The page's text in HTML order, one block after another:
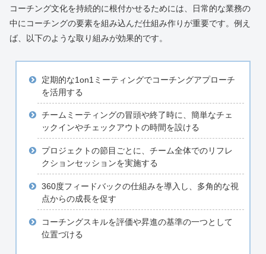
コーチング文化を持続的に根付かせるためには、日常的な業務の
中にコーチングの要素を組み込んだ仕組み作りが重要です。例え
ば、以下のような取り組みが効果的です。
定期的な1on1ミーティングでコーチングアプローチ
を活用する
チームミーティングの冒頭や終了時に、簡単なチェ
ックインやチェックアウトの時間を設ける
プロジェクトの節目ごとに、チーム全体でのリフレ
クションセッションを実施する
360度フィードバックの仕組みを導入し、多角的な視
点からの成長を促す
コーチングスキルを評価や昇進の基準の一つとして
位置づける